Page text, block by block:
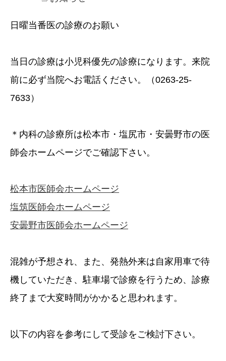
日曜当番医の診療のお願い
当日の診療は小児科優先の診療になります。来院
前に必ず当院へお電話ください。（0263-25-
7633）
＊内科の診療所は松本市・塩尻市・安曇野市の医
師会ホームページでご確認下さい。
松本市医師会ホームページ
塩筑医師会ホームページ
安曇野市医師会ホームページ
混雑が予想され、また、発熱外来は自家用車で待
機していただき、駐車場で診療を行うため、診療
終了まで大変時間がかかると思われます。
以下の内容を参考にして受診をご検討下さい。